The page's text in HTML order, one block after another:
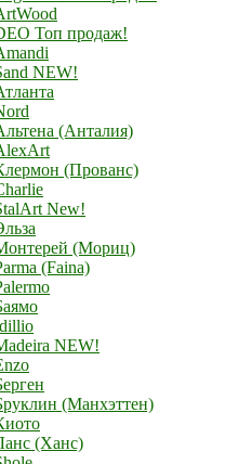
Топ продаж!
NEW!
(Анталия)
(Прованс)
New!
(Мориц)
(Faina)
NEW!
(Манхэттен)
(Ханс)